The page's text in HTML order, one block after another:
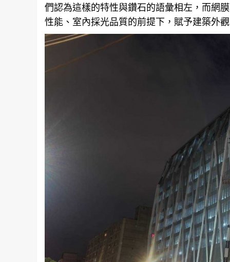
們認為這樣的特性與鑽石的語彙相左，而網
性能、室內採光品質的前提下，賦予建築外